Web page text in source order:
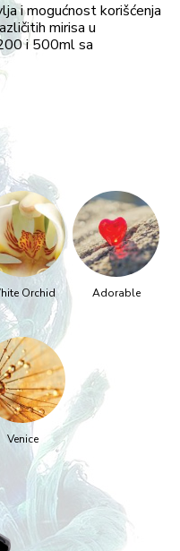
i mogućnost korišćenja
mirisa u
i 500ml sa
Orchid Adorable
Venice